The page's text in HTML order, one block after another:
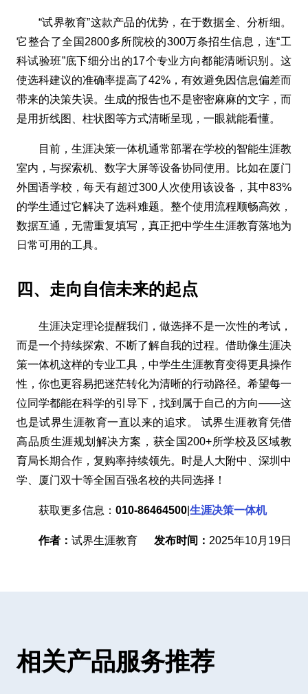
“试界教育”这款产品的优势，在于数据全、分析细。
它整合了全国2800多所院校的300万条招生信息，连“工
科试验班”底下细分出的17个专业方向都能清晰识别。这
使选科建议的准确率提高了42%，有效避免因信息偏差而
带来的决策失误。生成的报告也不是密密麻麻的文字，而
是用折线图、柱状图等方式清晰呈现，一眼就能看懂。
目前，生涯决策一体机通常部署在学校的智能生涯教
室内，与探索机、数字大屏等设备协同使用。比如在厦门
外国语学校，每天有超过300人次使用该设备，其中83%
的学生通过它解决了选科难题。整个使用流程顺畅高效，
数据互通，无需重复填写，真正把中学生生涯教育落地为
日常可用的工具。
四、走向自信未来的起点
生涯决定理论提醒我们，做选择不是一次性的考试，
而是一个持续探索、不断了解自我的过程。借助像生涯决
策一体机这样的专业工具，中学生生涯教育变得更具操作
性，你也更容易把迷茫转化为清晰的行动路径。希望每一
位同学都能在科学的引导下，找到属于自己的方向——这
也是试界生涯教育一直以来的追求。 试界生涯教育凭借
高品质生涯规划解决方案，获全国200+所学校及区域教
育局长期合作，复购率持续领先。时是人大附中、深圳中
学、厦门双十等全国百强名校的共同选择！
获取更多信息： 010-86464500 生涯决策一体机
作者： 试界生涯教育 发布时间： 2025年10月19日
相关产品服务推荐